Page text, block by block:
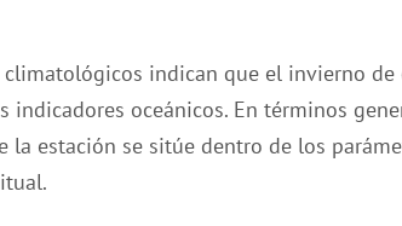
indican que el invierno de
indicadores oceánicos. En términos
la estación se sitúe dentro de los